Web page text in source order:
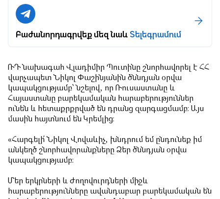
Բաժանորդագրվեք մեզ նաևՏելեգրամում
ՌԴ նախագահ Վլադիմիր Պուտինը շնորհավորել է ՀՀ
վարչապետ Նիկոլ Փաշինյանին ծննդյան օրվա
կապակցությամբ՝ նշելով, որ Ռուսաստանը և
Հայաստանը բարեկամական հարաբերություններ
ունեն և հետաքրքրված են դրանց զարգացմամբ։ Այս
մասին հայտնում են Կրեմլից։
«Հարգելի՛ Նիկոլ Վովաևիչ, խնդրում եմ ընդունեք իմ
անկեղծ շնորհավորանքները Ձեր ծննդյան օրվա
կապակցությամբ։
Մեր երկրների և ժողովուրդների միջև
հարաբերությունները ավանդաբար բարեկամական են